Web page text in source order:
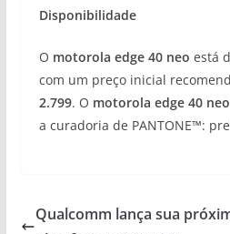
Disponibilidade
O motorola edge 40 neo está
com um preço inicial
2.799. O motorola edge 40 neo
a curadoria de PANTONE™:
Qualcomm lança sua